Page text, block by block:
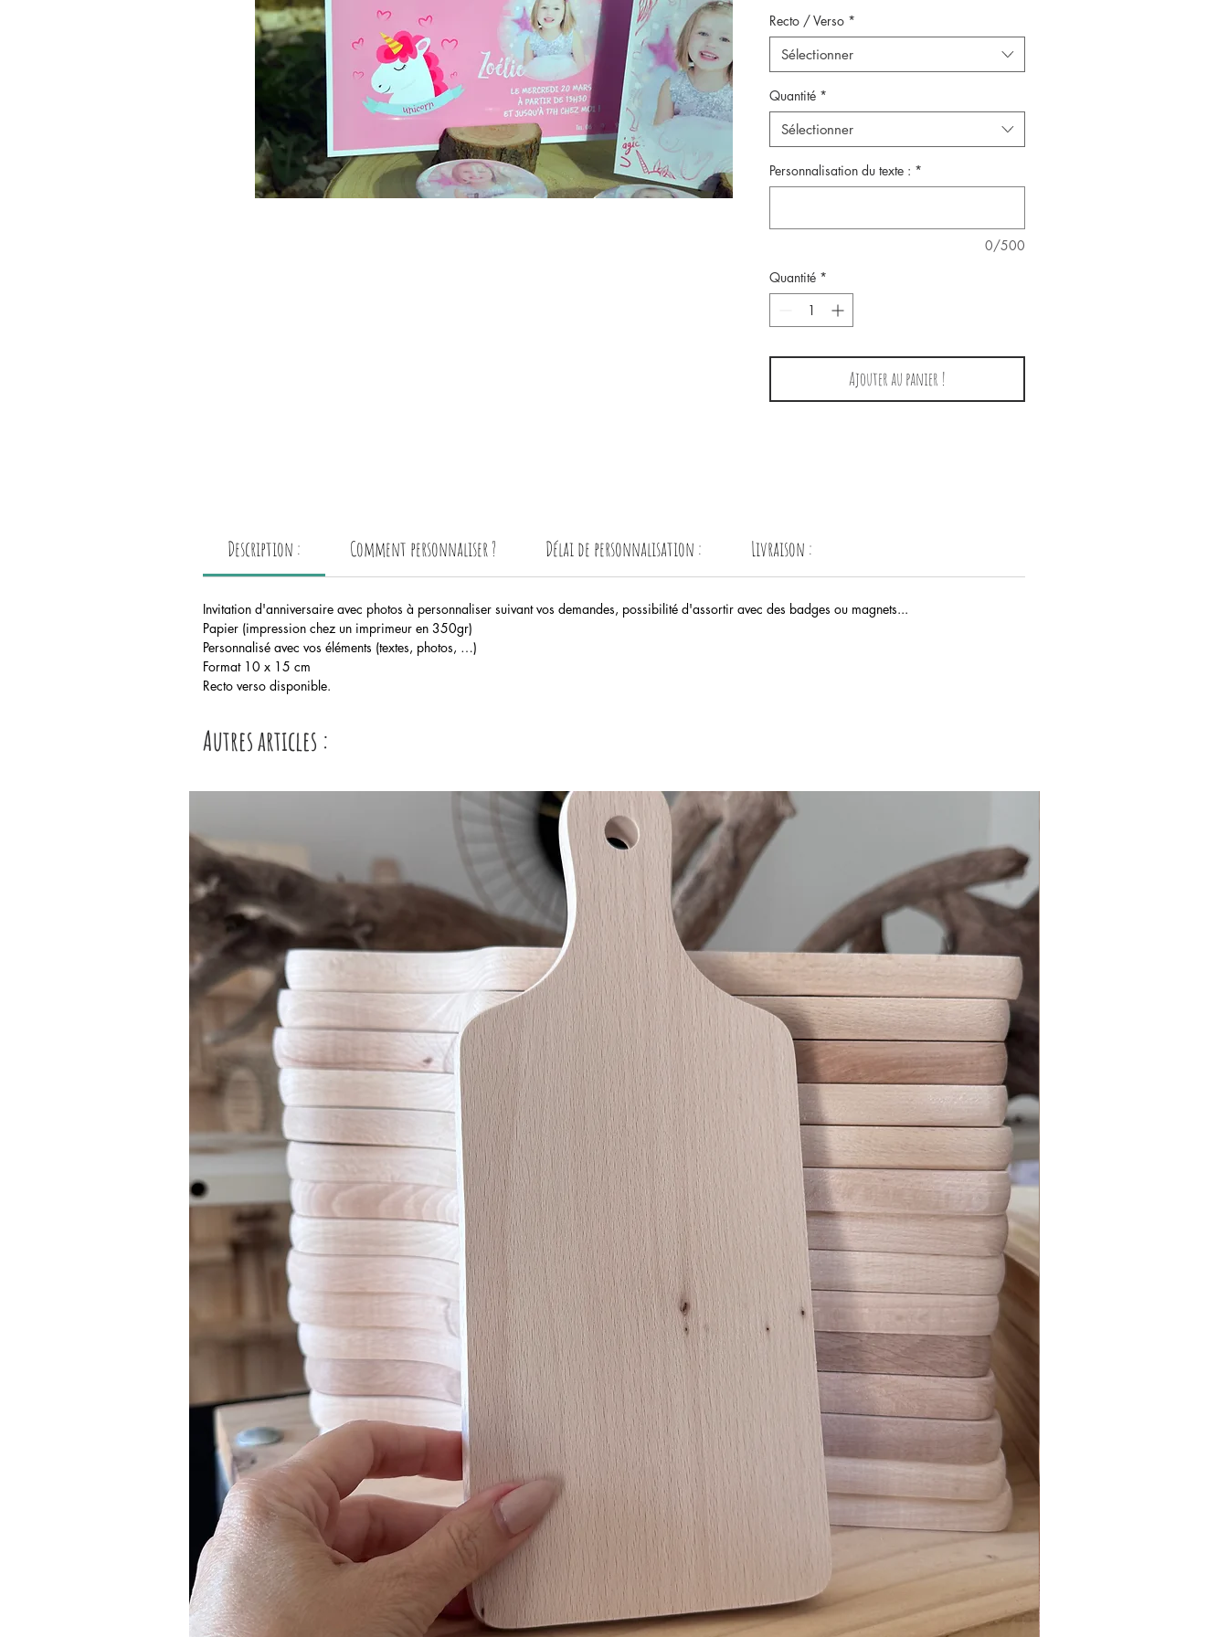
Recto / Verso *
Sélectionner
Quantité *
Sélectionner
Personnalisation du texte : *
0/500
Quantité *
Ajouter au panier !
Description : Comment personnaliser ? Délai de personnalisation : Livraison :
Invitation d'anniversaire avec photos à personnaliser suivant vos demandes, possibilité d'assortir avec des badges ou magnets...
Papier (impression chez un imprimeur en 350gr)
Personnalisé avec vos éléments (textes, photos, …)
Format 10 x 15 cm
Recto verso disponible.
Autres articles :